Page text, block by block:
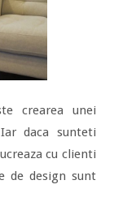
crearea unei
daca sunteti
cu clienti
de design sunt